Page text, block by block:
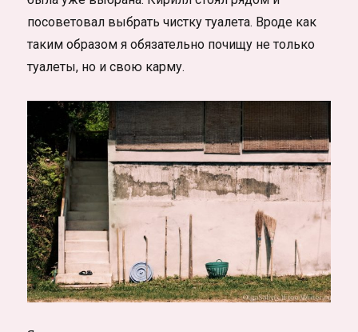
посоветовал выбрать чистку туалета. Вроде как
таким образом я обязательно почищу не только
туалеты, но и свою карму.